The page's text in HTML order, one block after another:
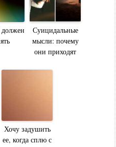
должен
Суицидальные
мысли: почему
они приходят
Хочу задушить
ее, когда сплю с